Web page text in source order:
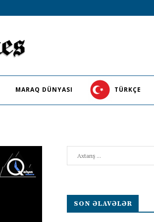
MARAQ DÜNYASI TÜRKÇE
SON ƏLAVƏLƏR